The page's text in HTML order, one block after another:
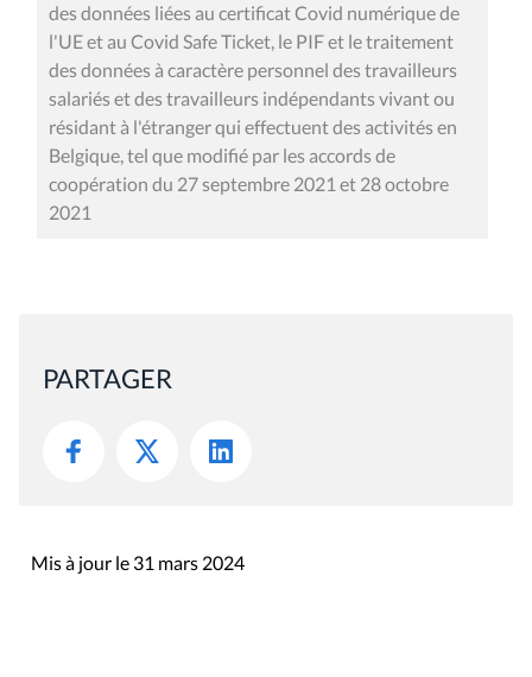
des données liées au certificat Covid numérique de
l'UE et au Covid Safe Ticket, le PIF et le traitement
des données à caractère personnel des travailleurs
salariés et des travailleurs indépendants vivant ou
résidant à l'étranger qui effectuent des activités en
Belgique, tel que modifié par les accords de
coopération du 27 septembre 2021 et 28 octobre
2021
PARTAGER
Mis à jour le 31 mars 2024